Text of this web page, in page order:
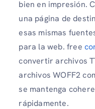
bien en impresión.
una página de
esas mismas
para la web. free
convertir archivos
archivos WOFF2
se mantenga
rápidamente.